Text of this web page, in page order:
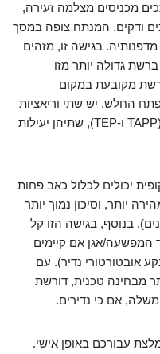
מכניסים מצלמה זעירה,
ודקים. המנתח צופה במסך
בגישה זו, מזהים
גדולה יותר מזו
מקובעת במקום
החלש. יש שתי וריאציות
עיקריות לניתוח הלפרוסקופי לבקעים (TAPP ו-TEP), שתיהן יעילות
יכולים לכלול כאב פחות
יותר, וסיכון נמוך יותר
בנוסף, בגישה הזו קל
המפשעה/אגן אם קיימים
אובטורטורי נדיר). עם
מבחינה טכנית, דורשת
משלה, אם כי נדירים.
עבורכם באופן אישי.